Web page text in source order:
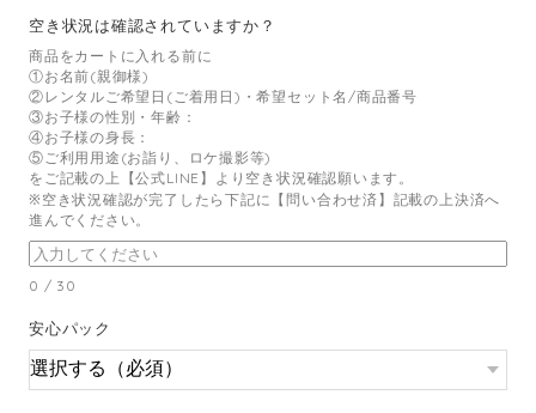
空き状況は確認されていますか？
商品をカートに入れる前に
①お名前(親御様)
②レンタルご希望日(ご着用日)・希望セット名/商品番号
③お子様の性別・年齢：
④お子様の身長：
⑤ご利用用途(お詣り、ロケ撮影等)
をご記載の上【公式LINE】より空き状況確認願います。
※空き状況確認が完了したら下記に【問い合わせ済】記載の上決済へ
進んでください。
0 / 30
安心パック